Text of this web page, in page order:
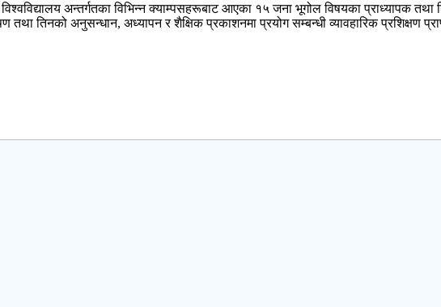
विश्वविद्यालय अन्तर्गतका विभिन्न क्याम्पसहरूबाट आएका १५ जना भूगोल विषयका प्राध्यापक
तथा तिनको अनुसन्धान, अध्यापन र शैक्षिक प्रकाशनमा प्रयोग सम्बन्धी व्यावहारिक प्रशिक्षण